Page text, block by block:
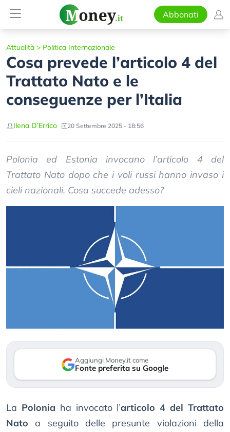
Abbonati
Attualità > Politica Internazionale
Cosa prevede l’articolo 4 del
Trattato Nato e le
conseguenze per l’Italia
Ilena D’Errico 20 Settembre 2025 - 18:56
Polonia ed Estonia invocano l’articolo 4 del
Trattato Nato dopo che i voli russi hanno invaso i
cieli nazionali. Cosa succede adesso?
Aggiungi Money.it come
Fonte preferita su Google
La Polonia ha invocato l’articolo 4 del Trattato
Nato a seguito delle presunte violazioni della